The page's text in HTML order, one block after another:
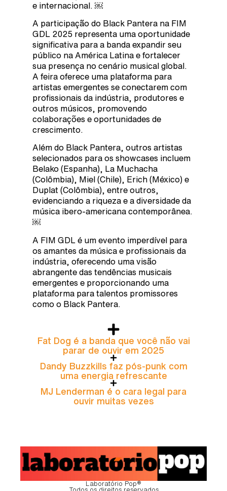
e internacional. ￼
A participação do Black Pantera na FIM
GDL 2025 representa uma oportunidade
significativa para a banda expandir seu
público na América Latina e fortalecer
sua presença no cenário musical global.
A feira oferece uma plataforma para
artistas emergentes se conectarem com
profissionais da indústria, produtores e
outros músicos, promovendo
colaborações e oportunidades de
crescimento.
Além do Black Pantera, outros artistas
selecionados para os showcases incluem
Belako (Espanha), La Muchacha
(Colômbia), Miel (Chile), Erich (México) e
Duplat (Colômbia), entre outros,
evidenciando a riqueza e a diversidade da
música ibero-americana contemporânea.
￼
A FIM GDL é um evento imperdível para
os amantes da música e profissionais da
indústria, oferecendo uma visão
abrangente das tendências musicais
emergentes e proporcionando uma
plataforma para talentos promissores
como o Black Pantera.
Fat Dog é a banda que você não vai
parar de ouvir em 2025
Dandy Buzzkills faz pós-punk com
uma energia refrescante
MJ Lenderman é o cara legal para
ouvir muitas vezes
Laboratório Pop®
Todos os direitos reservados